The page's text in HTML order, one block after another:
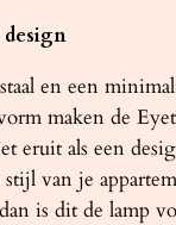
en een
maken de
eruit als een
van je
is dit de lamp